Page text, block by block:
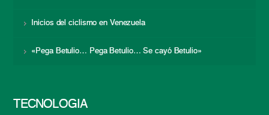
Inicios del ciclismo en Venezuela
«Pega Betulio… Pega Betulio… Se cayó Betulio»
TECNOLOGÍA